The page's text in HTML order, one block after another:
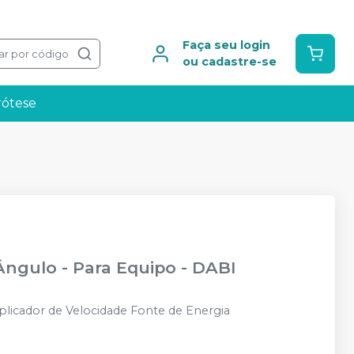
por código
Faça seu login
ou cadastre-se
- Para Equipo - DABI
de Velocidade Fonte de Energia